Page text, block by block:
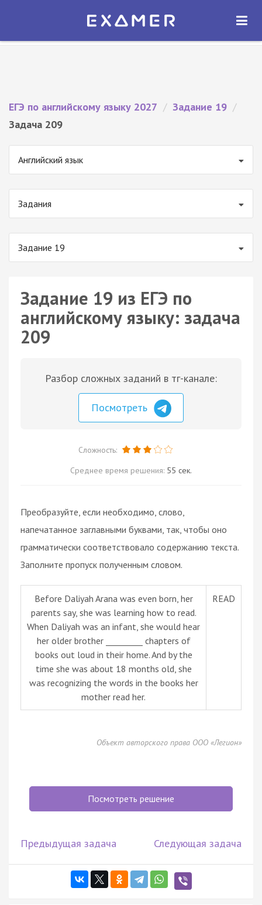
Экзамер — ЕГЭ 2027
ОТКРЫТЬ
ЕГЭ по английскому языку 2027 / Задание 19 /
Задача 209
Английский язык
Задания
Задание 19
Задание 19 из ЕГЭ по
английскому языку: задача
209
Разбор сложных заданий в тг-канале:
Посмотреть
Сложность:
Среднее время решения: 55 сек.
Преобразуйте, если необходимо, слово,
напечатанное заглавными буквами, так, чтобы оно
грамматически соответствовало содержанию текста.
Заполните пропуск полученным словом.
Before Daliyah Arana was even born, her
parents say, she was learning how to read.
When Daliyah was an infant, she would hear
her older brother _________ chapters of
books out loud in their home. And by the
time she was about 18 months old, she
was recognizing the words in the books her
mother read her.
READ
Объект авторского права ООО «Легион»
Посмотреть решение
Предыдущая задача Следующая задача